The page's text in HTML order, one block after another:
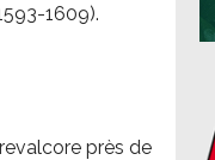
1609).
près de